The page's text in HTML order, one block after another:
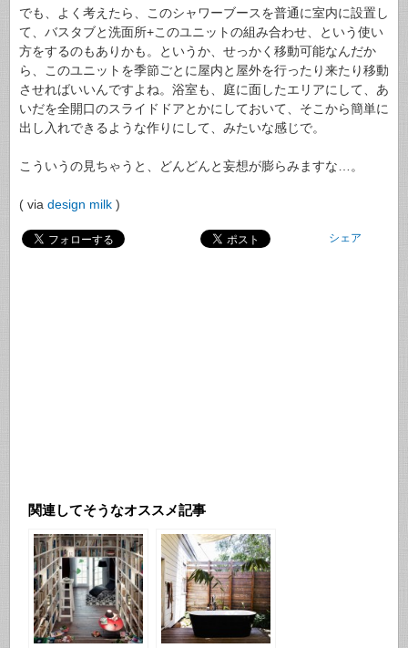
でも、よく考えたら、このシャワーブースを普通に室内に設置し
て、バスタブと洗面所+このユニットの組み合わせ、という使い
方をするのもありかも。というか、せっかく移動可能なんだか
ら、このユニットを季節ごとに屋内と屋外を行ったり来たり移動
させればいいんですよね。浴室も、庭に面したエリアにして、あ
いだを全開口のスライドドアとかにしておいて、そこから簡単に
出し入れできるような作りにして、みたいな感じで。
こういうの見ちゃうと、どんどんと妄想が膨らみますな…。
( via design milk )
シェア
関連してそうなオススメ記事